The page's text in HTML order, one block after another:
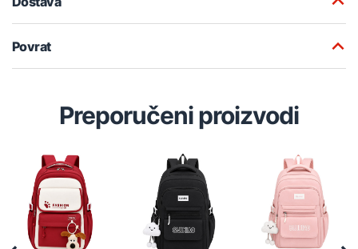
Povrat
Preporučeni proizvodi